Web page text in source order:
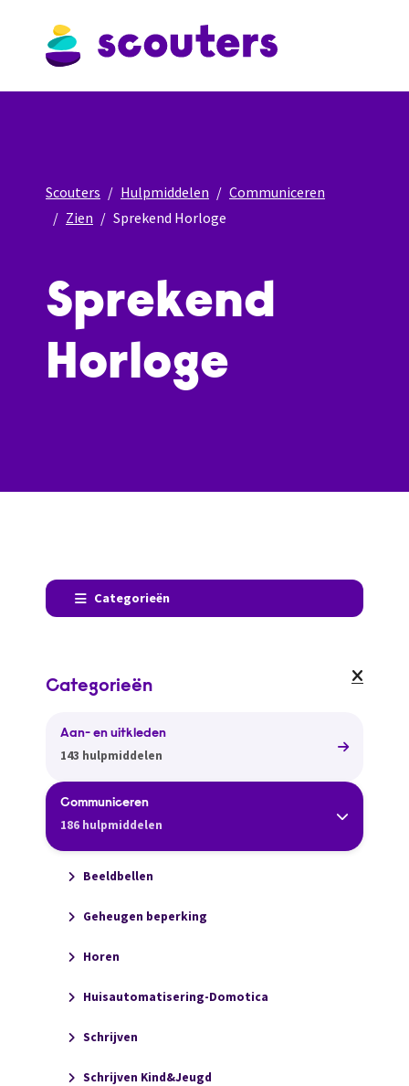
Scouters Hulpmiddelen
Communiceren
Zien
Sprekend Horloge
Sprekend
Horloge
Categorieën
Categorieën
Aan- en uitkleden
143 hulpmiddelen
Communiceren
186 hulpmiddelen
Beeldbellen
Geheugen beperking
Horen
Huisautomatisering-Domotica
Schrijven
Schrijven Kind&Jeugd